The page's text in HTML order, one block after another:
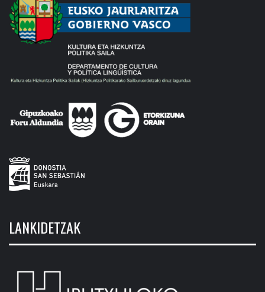
LANKIDETZAK